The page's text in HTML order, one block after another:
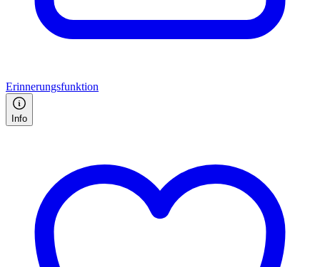
Erinnerungsfunktion
Info